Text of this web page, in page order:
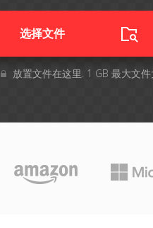
选择文件
放置文件在这里. 1 GB 最大文